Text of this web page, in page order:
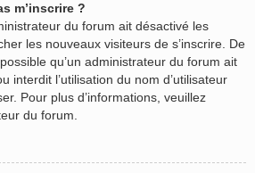
m’inscrire ?
du forum ait désactivé les
les nouveaux visiteurs de s’inscrire. De
qu’un administrateur du forum ait
interdit l’utilisation du nom d’utilisateur
Pour plus d’informations, veuillez
du forum.